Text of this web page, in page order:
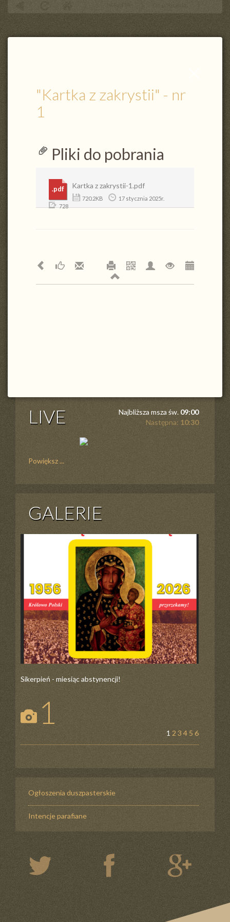
"Kartka z zakrystii" - nr 1
"Kartka z zakrystii" - nr
1
Pliki do pobrania
.pdf Kartka z zakrystii-1.pdf
720.2KB
17 stycznia 2025r.
728
LIVE Najbliższa msza św. 09:00
Następna: 10:30
Powiększ ...
GALERIE
Sikerpień - miesiąc abstynencji!
1
1 2 3 4 5 6
Ogłoszenia duszpasterskie
Intencje parafiane